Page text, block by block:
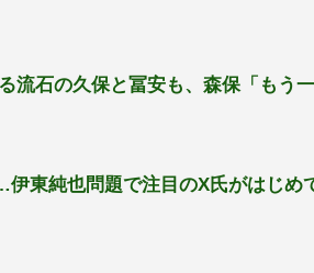
石の久保と冨安も、森保「もう
伊東純也問題で注目のX氏がはじめ